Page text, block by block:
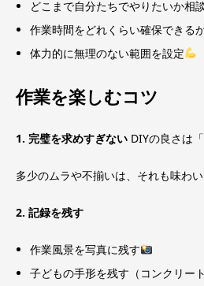
どこまで自分たちでやりたいか相
作業時間をどれくらい確保できる
体力的に無理のない範囲を設定
作業を楽しむコツ
1. 完璧を求めすぎない DIYの良さは
多少のムラや不揃いは、それも味わ
2. 記録を残す
作業風景を写真に残す
子どもの手形を残す（コンクリー